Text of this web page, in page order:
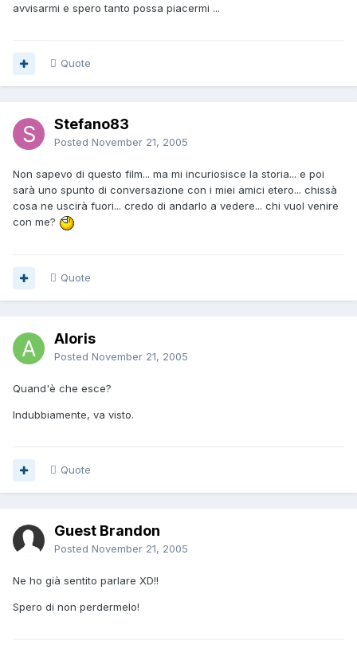
avvisarmi e spero tanto possa piacermi ...
Quote
Stefano83
Posted November 21, 2005
Non sapevo di questo film... ma mi incuriosisce la storia... e poi
sarà uno spunto di conversazione con i miei amici etero... chissà
cosa ne uscirà fuori... credo di andarlo a vedere... chi vuol venire
con me?
Quote
Aloris
Posted November 21, 2005
Quand'è che esce?
Indubbiamente, va visto.
Quote
Guest Brandon
Posted November 21, 2005
Ne ho già sentito parlare XD!!
Spero di non perdermelo!